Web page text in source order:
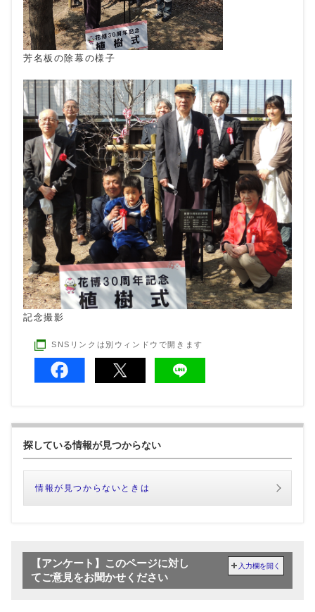
芳名板の除幕の様子
記念撮影
SNSリンクは別ウィンドウで開きます
探している情報が見つからない
情報が見つからないときは
【アンケート】このページに対し
てご意見をお聞かせください
入力欄を開く